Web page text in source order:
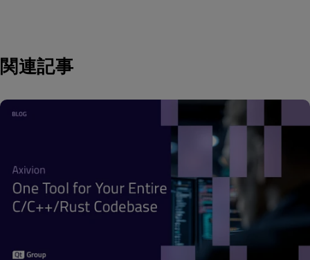
関連記事